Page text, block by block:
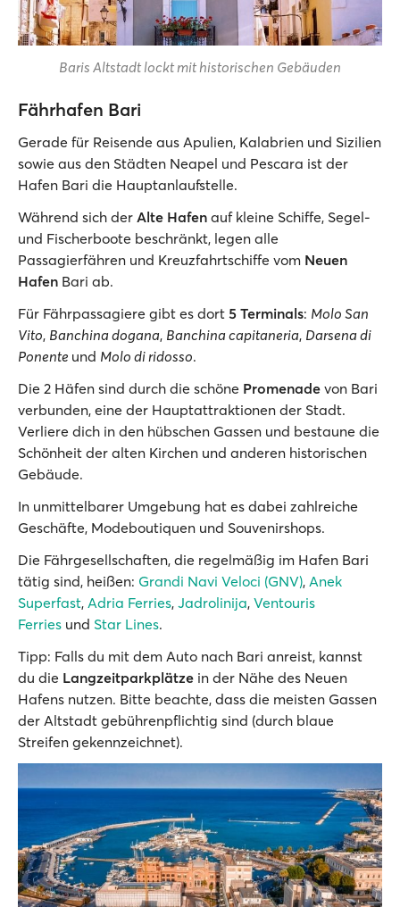
Baris Altstadt lockt mit historischen Gebäuden
Fährhafen Bari
Gerade für Reisende aus Apulien, Kalabrien und Sizilien
sowie aus den Städten Neapel und Pescara ist der
Hafen Bari die Hauptanlaufstelle.
Während sich der Alte Hafen auf kleine Schiffe, Segel-
und Fischerboote beschränkt, legen alle
Passagierfähren und Kreuzfahrtschiffe vom Neuen
Hafen Bari ab.
Für Fährpassagiere gibt es dort 5 Terminals: Molo San
Vito, Banchina dogana, Banchina capitaneria, Darsena di
Ponente und Molo di ridosso.
Die 2 Häfen sind durch die schöne Promenade von Bari
verbunden, eine der Hauptattraktionen der Stadt.
Verliere dich in den hübschen Gassen und bestaune die
Schönheit der alten Kirchen und anderen historischen
Gebäude.
In unmittelbarer Umgebung hat es dabei zahlreiche
Geschäfte, Modeboutiquen und Souvenirshops.
Die Fährgesellschaften, die regelmäßig im Hafen Bari
tätig sind, heißen: Grandi Navi Veloci (GNV), Anek
Superfast, Adria Ferries, Jadrolinija, Ventouris
Ferries und Star Lines.
Tipp: Falls du mit dem Auto nach Bari anreist, kannst
du die Langzeitparkplätze in der Nähe des Neuen
Hafens nutzen. Bitte beachte, dass die meisten Gassen
der Altstadt gebührenpflichtig sind (durch blaue
Streifen gekennzeichnet).